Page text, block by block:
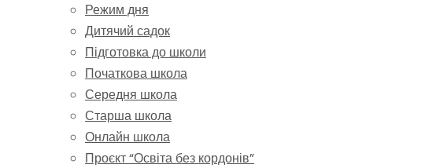
Режим дня
Дитячий садок
Підготовка до школи
Початкова школа
Середня школа
Старша школа
Онлайн школа
Проєкт “Освіта без кордонів”